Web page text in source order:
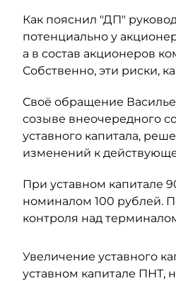
Как пояснил "ДП"
потенциально у
а в состав акционеров
Собственно, эти риски,
Своё обращение
созыве внеочередного
уставного капитала,
изменений к
При уставном капитале
номиналом 100 рублей.
контроля над
Увеличение уставного
уставном капитале ПНТ,